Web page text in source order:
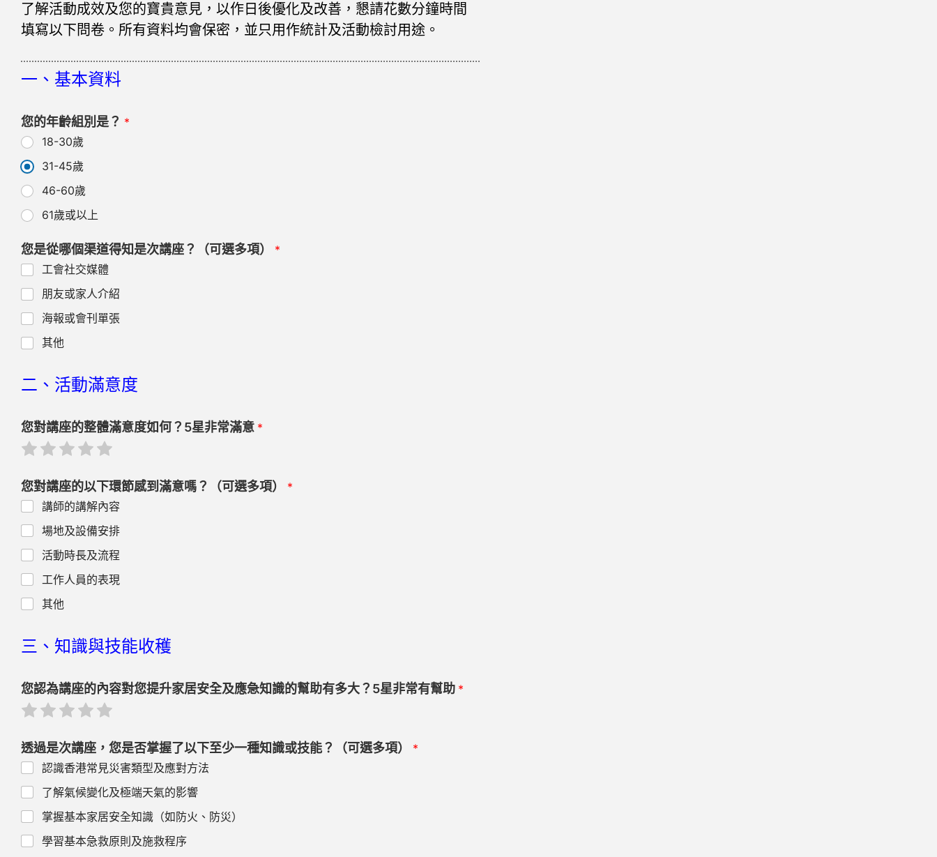
了解活動成效及您的寶貴意見，以作日後優化及改善，懇請花數分鐘時間
填寫以下問卷。所有資料均會保密，並只用作統計及活動檢討用途。
一、基本資料
您的年齡組別是？ *
18-30歲
31-45歲
46-60歲
61歲或以上
您是從哪個渠道得知是次講座？（可選多項） *
工會社交媒體
朋友或家人介紹
海報或會刊單張
其他
二、活動滿意度
您對講座的整體滿意度如何？5星非常滿意 *
R
a
e
1
o
u
t
o
f
5
R
a
e
2
o
u
t
o
f
5
R
a
e
3
o
u
t
o
f
5
R
a
e
4
o
u
t
o
f
5
R
a
e
5
o
u
t
o
f
5
您對講座的以下環節感到滿意嗎？（可選多項） *
講師的講解內容
場地及設備安排
活動時長及流程
工作人員的表現
其他
三、知識與技能收穫
您認為講座的內容對您提升家居安全及應急知識的幫助有多大？5星非常有幫助 *
R
a
e
1
o
u
t
o
f
5
R
a
e
2
o
u
t
o
5
R
a
e
3
o
u
t
o
5
R
a
e
4
o
u
t
o
f
5
R
a
5
o
u
t
o
5
透過是次講座，您是否掌握了以下至少一種知識或技能？（可選多項） *
認識香港常見災害類型及應對方法
了解氣候變化及極端天氣的影響
掌握基本家居安全知識（如防火、防災）
學習基本急救原則及施救程序